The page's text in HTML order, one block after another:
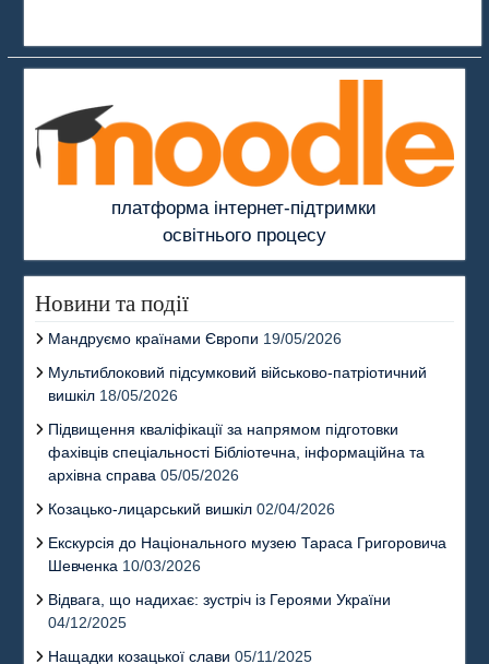
платформа інтернет-підтримки
освітнього процесу
Новини та події
Мандруємо країнами Європи 19/05/2026
Мультиблоковий підсумковий військово-патріотичний
вишкіл 18/05/2026
Підвищення кваліфікації за напрямом підготовки
фахівців спеціальності Бібліотечна, інформаційна та
архівна справа 05/05/2026
Козацько-лицарський вишкіл 02/04/2026
Екскурсія до Національного музею Тараса Григоровича
Шевченка 10/03/2026
Відвага, що надихає: зустріч із Героями України
04/12/2025
Нащадки козацької слави 05/11/2025